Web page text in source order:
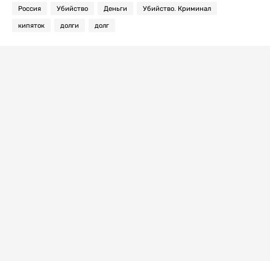
Россия Убийство Деньги Убийство. Криминал
кипяток долги долг